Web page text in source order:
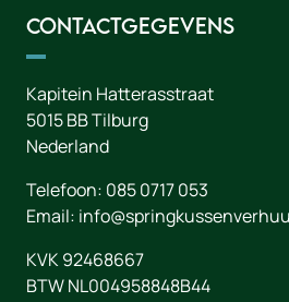
Contactgegevens
Kapitein Hatterasstraat
5015 BBTilburg
Nederland
Telefoon: 085 0717 053
Email:
KVK 92468667
BTW NL004958848B44